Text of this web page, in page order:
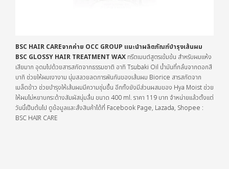
BSC HAIR CAREจากค่าย OCC GROUP แนะนำผลิตภัณฑ์บำรุงเส้นผม
BSC GLOSSY HAIR TREATMENT WAX ทรีตเมนต์สูตรเข้มข้น สำหรับผมแห้ง
เสียมาก อุดมไปด้วยสารสกัดจากธรรมชาติ อาทิ Tsubaki Oil น้ำมันที่กลั่นจากดอกสึ
บากิ ช่วยให้ผมเงางาม นุ่มสลวยลดการพันกันของเส้นผม Biorice สารสกัดจาก
เมล็ดข้าว ช่วยบำรุงให้เส้นผมมีความชุ่มชื้น อีกทั้งยังมีส่วนผสมของ Hya Moist ช่วย
ให้ผมไม่หยาบกระด้างสัมผัสนุ่มลื่น ขนาด 400 ml. ราคา 119 บาท จำหน่ายแล้วตั้งแต่
วันนี้เป็นต้นไป ดูข้อมูลและสั่งสินค้าได้ที่ Facebook Page, Lazada, Shopee :
BSC HAIR CARE